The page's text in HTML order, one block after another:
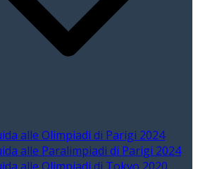
alle Olimpiadi di Parigi 2024
alle Paralimpiadi di Parigi 2024